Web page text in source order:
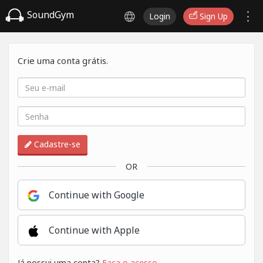
SoundGym Login Sign Up
Crie uma conta grátis.
Cadastre-se
OR
Continue with Google
Continue with Apple